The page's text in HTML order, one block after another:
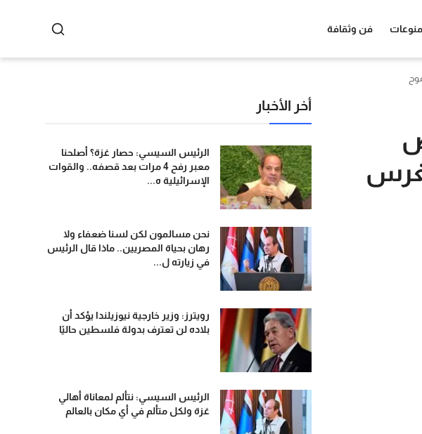
منوعات فن وثقافة
أخر الأخبار
الرئيس السيسي: حصار غزة؟ أصلحنا
معبر رفح 4 مرات بعد قصفه.. والقوات
الإسرائيلية ه...
نحن مسالمون لكن لسنا ضعفاء ولا
رهان بحياة المصريين.. ماذا قال الرئيس
في زيارته ل...
رويترز: وزير خارجية نيوزيلندا يؤكد أن
بلاده لن تعترف بدولة فلسطين حاليًا
الرئيس السيسي: نتألم لمعاناة أهالي
غزة ولكل متألم في أي مكان بالعالم